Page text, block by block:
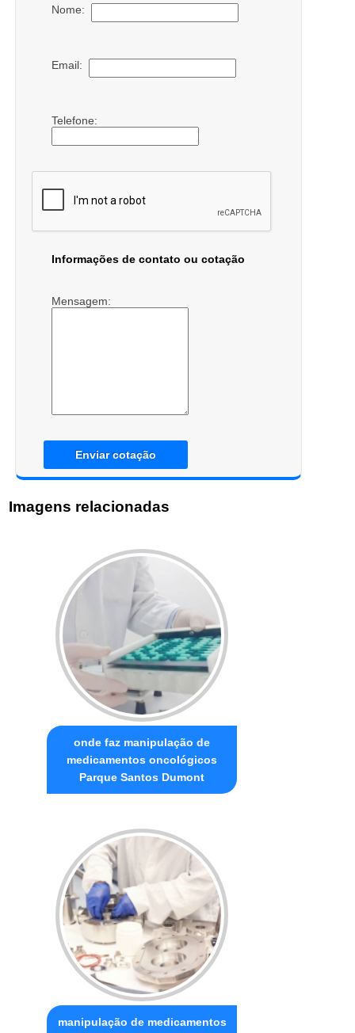
Nome:
Email:
Telefone:
Informações de contato ou cotação
Mensagem:
Enviar cotação
Imagens relacionadas
onde faz manipulação de
medicamentos oncológicos
Parque Santos Dumont
manipulação de medicamentos